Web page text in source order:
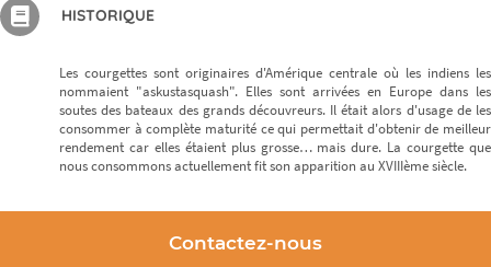
HISTORIQUE
Les courgettes sont originaires d'Amérique centrale où les indiens les
nommaient "askustasquash". Elles sont arrivées en Europe dans les
soutes des bateaux des grands découvreurs. Il était alors d'usage de les
consommer à complète maturité ce qui permettait d'obtenir de meilleur
rendement car elles étaient plus grosse… mais dure. La courgette que
nous consommons actuellement fit son apparition au XVIIIème siècle.
Contactez-nous